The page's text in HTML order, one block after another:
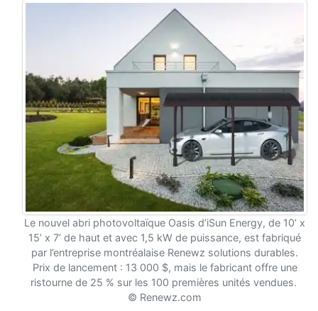
Le nouvel abri photovoltaïque Oasis d’iSun Energy, de 10’ x
15’ x 7’ de haut et avec 1,5 kW de puissance, est fabriqué
par l’entreprise montréalaise Renewz solutions durables.
Prix de lancement : 13 000 $, mais le fabricant offre une
ristourne de 25 % sur les 100 premières unités vendues.
© Renewz.com